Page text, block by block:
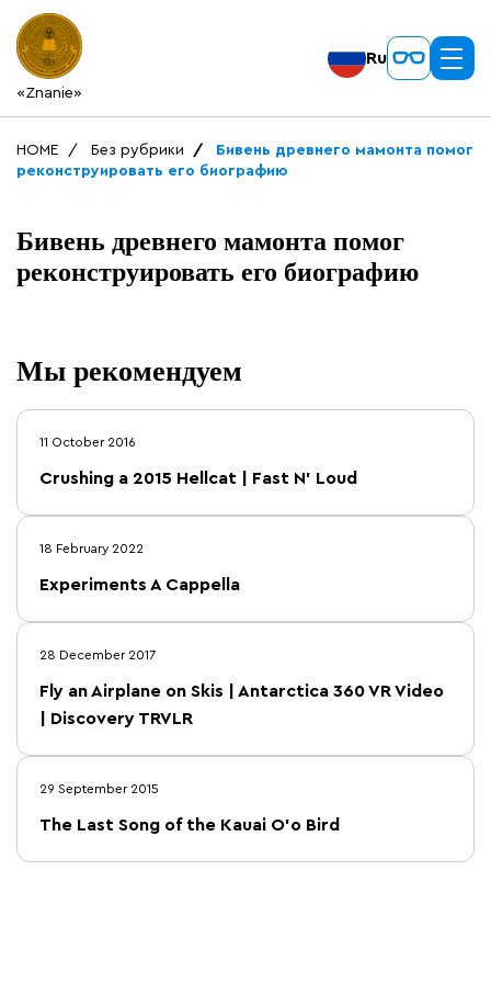
«Znanie»
Ru
HOME Без рубрики
Бивень древнего мамонта помог
реконструировать его биографию
Бивень древнего мамонта помог
реконструировать его биографию
Мы рекомендуем
11 October 2016
Crushing a 2015 Hellcat | Fast N' Loud
18 February 2022
Experiments A Cappella
28 December 2017
Fly an Airplane on Skis | Antarctica 360 VR Video
| Discovery TRVLR
29 September 2015
The Last Song of the Kauai O'o Bird